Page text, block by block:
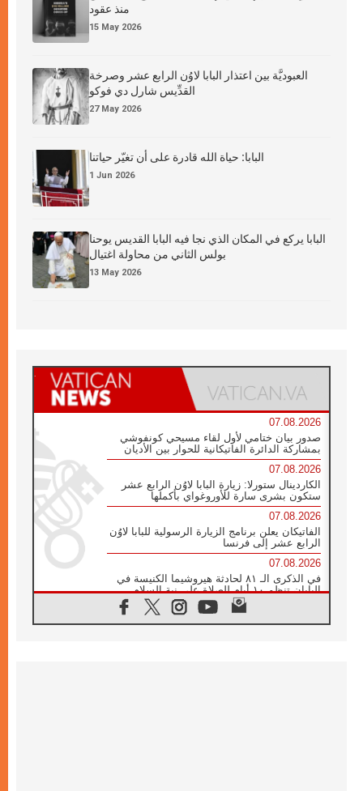
منذ عقود
15 May 2026
العبوديَّة بين اعتذار البابا لاوُن الرابع عشر وصرخة
القدِّيس شارل دي فوكو
27 May 2026
البابا: حياة الله قادرة على أن تغيّر حياتنا
1 Jun 2026
البابا يركع في المكان الذي نجا فيه البابا القديس يوحنا
بولس الثاني من محاولة اغتيال
13 May 2026
07.08.2026
صدور بيان ختامي لأول لقاء مسيحي كونفوشي
بمشاركة الدائرة الفاتيكانية للحوار بين الأديان
07.08.2026
الكاردينال ستورلا: زيارة البابا لاوُن الرابع عشر
ستكون بشرى سارة للأوروغواي بأكملها
07.08.2026
الفاتيكان يعلن برنامج الزيارة الرسولية للبابا لاوُن
الرابع عشر إلى فرنسا
07.08.2026
في الذكرى الـ ٨١ لحادثة هيروشيما الكنيسة في
اليابان تنظم ١٠ أيام للصلاة على نية السلام
الكنيسة في الأوروغواي: زيارة البابا ستعزز